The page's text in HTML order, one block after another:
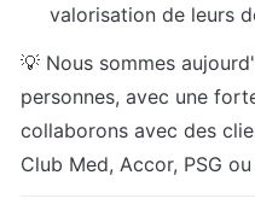
valorisation de leurs
💡 Nous sommes
personnes, avec une
collaborons avec des
Club Med, Accor, PSG